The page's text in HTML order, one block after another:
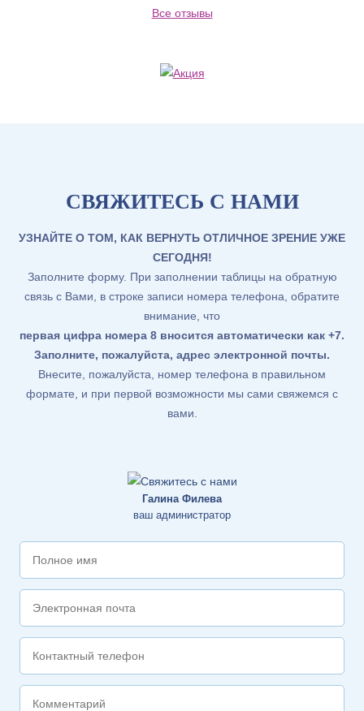
Все отзывы
СВЯЖИТЕСЬ С НАМИ
УЗНАЙТЕ О ТОМ, КАК ВЕРНУТЬ ОТЛИЧНОЕ ЗРЕНИЕ УЖЕ
СЕГОДНЯ!
Заполните форму. При заполнении таблицы на обратную
связь с Вами, в строке записи номера телефона, обратите
внимание, что
первая цифра номера 8 вносится автоматически как +7.
Заполните, пожалуйста, адрес электронной почты.
Внесите, пожалуйста, номер телефона в правильном
формате, и при первой возможности мы сами свяжемся с
вами.
Галина Филева
ваш администратор